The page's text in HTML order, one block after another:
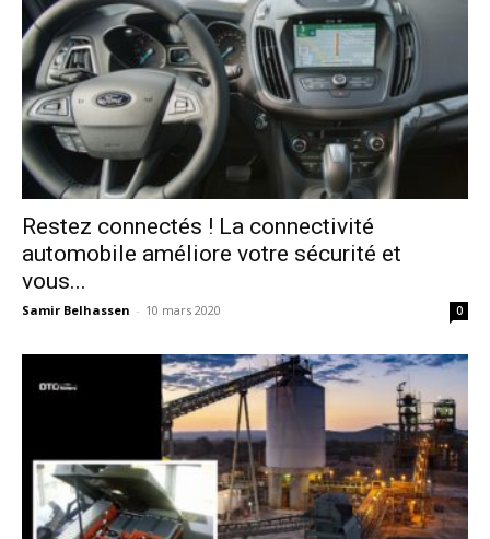
Restez connectés ! La connectivité
automobile améliore votre sécurité et
vous...
Samir Belhassen - 10 mars 2020 0